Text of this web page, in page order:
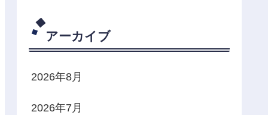
アーカイブ
2026年8月
2026年7月